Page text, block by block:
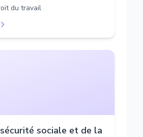
du travail
sociale et de la